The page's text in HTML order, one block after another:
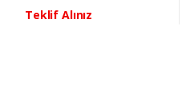
Teklif Alınız